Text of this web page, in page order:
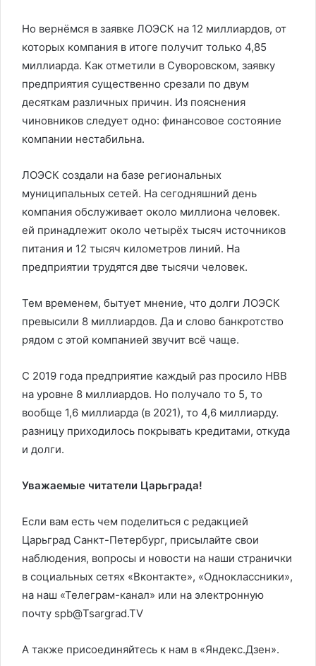
Но вернёмся в заявке ЛОЭСК на 12 миллиардов, от
которых компания в итоге получит только 4,85
миллиарда. Как отметили в Суворовском, заявку
предприятия существенно срезали по двум
десяткам различных причин. Из пояснения
чиновников следует одно: финансовое состояние
компании нестабильна.
ЛОЭСК создали на базе региональных
муниципальных сетей. На сегодняшний день
компания обслуживает около миллиона человек.
ей принадлежит около четырёх тысяч источников
питания и 12 тысяч километров линий. На
предприятии трудятся две тысячи человек.
Тем временем, бытует мнение, что долги ЛОЭСК
превысили 8 миллиардов. Да и слово банкротство
рядом с этой компанией звучит всё чаще.
С 2019 года предприятие каждый раз просило НВВ
на уровне 8 миллиардов. Но получало то 5, то
вообще 1,6 миллиарда (в 2021), то 4,6 миллиарду.
разницу приходилось покрывать кредитами, откуда
и долги.
Уважаемые читатели Царьграда!
Если вам есть чем поделиться с редакцией
Царьград Санкт-Петербург, присылайте свои
наблюдения, вопросы и новости на наши странички
в социальных сетях «Вконтакте», «Одноклассники»,
на наш «Телеграм-канал» или на электронную
почту spb@Tsargrad.TV
А также присоединяйтесь к нам в «Яндекс.Дзен».